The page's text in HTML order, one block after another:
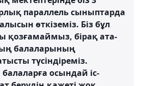
параллель сыныптарда
өткіземіз. Біз бұл
қозғамаймыз, бірақ ата-
балаларының
түсіндіреміз.
осындай іс-